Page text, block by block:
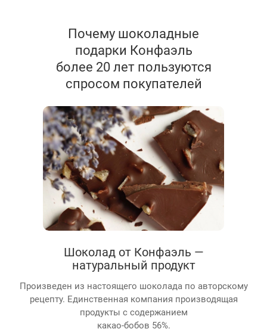
Почему шоколадные
подарки Конфаэль
более 20 лет пользуются
спросом покупателей
Шоколад от Конфаэль —
натуральный продукт
Произведен из настоящего шоколада по авторскому
рецепту. Единственная компания производящая
продукты с содержанием
какао-бобов 56%.